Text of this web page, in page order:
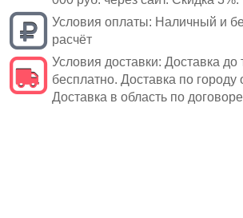
Условия оплаты: Наличный и
расчёт
Условия доставки: Доставка до
бесплатно. Доставка по городу
Доставка в область по